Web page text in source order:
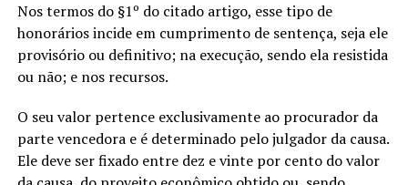
Nos termos do §1º do citado artigo, esse tipo de
honorários incide em cumprimento de sentença, seja ele
provisório ou definitivo; na execução, sendo ela resistida
ou não; e nos recursos.
O seu valor pertence exclusivamente ao procurador da
parte vencedora e é determinado pelo julgador da causa.
Ele deve ser fixado entre dez e vinte por cento do valor